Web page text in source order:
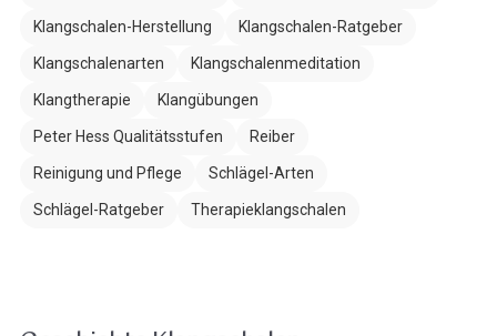
Klangschalen-Herstellung Klangschalen-Ratgeber
Klangschalenarten Klangschalenmeditation
Klangtherapie Klangübungen
Peter Hess Qualitätsstufen Reiber
Reinigung und Pflege Schlägel-Arten
Schlägel-Ratgeber Therapieklangschalen